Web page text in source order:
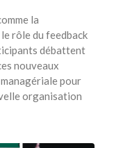
la
rôle du feedback
débattent
nouveaux
pour
organisation